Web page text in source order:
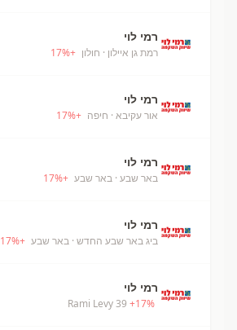
רמי לוי
רמת גן איילון · חולון +
17%
רמי לוי
אור עקיבא · חיפה +
17%
רמי לוי
באר שבע · באר שבע +
17%
רמי לוי
ביג באר שבע החדש · באר שבע +
17%
רמי לוי
Rami Levy 39 +17%